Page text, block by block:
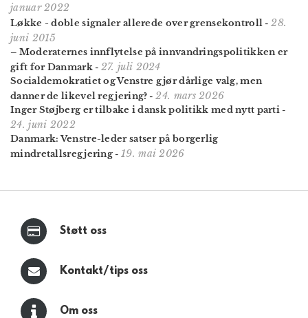
januar 2022
Løkke - doble signaler allerede over grensekontroll -28.
juni 2015
– Moderaternes innflytelse på innvandrings­politikken er
gift for Danmark- 27. juli 2024
Socialdemokratiet og Venstre gjør dårlige valg, men
danner de likevel regjering? -24. mars 2026
Inger Støjberg er tilbake i dansk politikk med nytt parti -
24. juni 2022
Danmark: Venstre-leder satser på borgerlig
mindretallsregjering -19. mai 2026
Støtt oss
Kontakt/tips oss
Om oss